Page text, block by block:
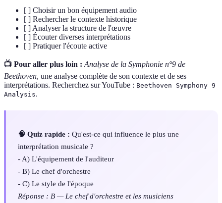
[ ] Choisir un bon équipement audio
[ ] Rechercher le contexte historique
[ ] Analyser la structure de l'œuvre
[ ] Écouter diverses interprétations
[ ] Pratiquer l'écoute active
📺 Pour aller plus loin : Analyse de la Symphonie n°9 de
Beethoven, une analyse complète de son contexte et de ses
interprétations. Recherchez sur YouTube : Beethoven Symphony 9
Analysis.
🧠 Quiz rapide : Qu'est-ce qui influence le plus une
interprétation musicale ?
- A) L'équipement de l'auditeur
- B) Le chef d'orchestre
- C) Le style de l'époque
Réponse : B — Le chef d'orchestre et les musiciens